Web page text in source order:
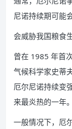
尼诺持续期可能
会威胁我国粮食
曾在 1985 年首
气候科学家史蒂
厄尔尼诺持续变
来最炎热的一年。
一般情况下，厄